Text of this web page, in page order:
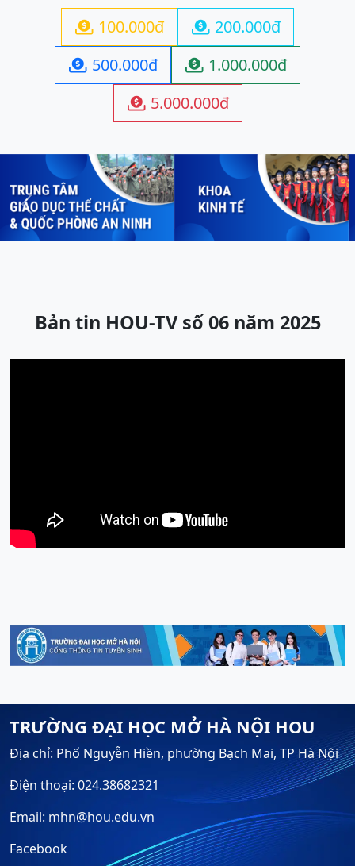
 100.000đ  200.000đ
 500.000đ  1.000.000đ
 5.000.000đ
Previous Next
Bản tin HOU-TV số 06 năm 2025
TRƯỜNG ĐẠI HỌC MỞ HÀ NỘI HOU
Địa chỉ: Phố Nguyễn Hiền, phường Bạch Mai, TP Hà Nội
Điện thoại: 024.38682321
Email: mhn@hou.edu.vn
Facebook